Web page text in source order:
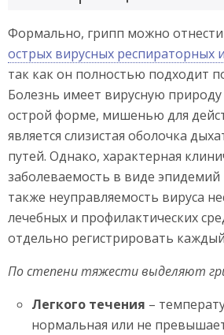
Формально, грипп можно
острых вирусных
так как он полностью подходит
Болезнь имеет вирусную
острой форме, мишенью для
является слизистая оболочка
путей. Однако, характерная
заболеваемость в виде
также неуправляемость вируса
лечебных и профилактических
отдельно регистрировать
По степени тяжести выделяют
Легкого течения –
нормальная или не